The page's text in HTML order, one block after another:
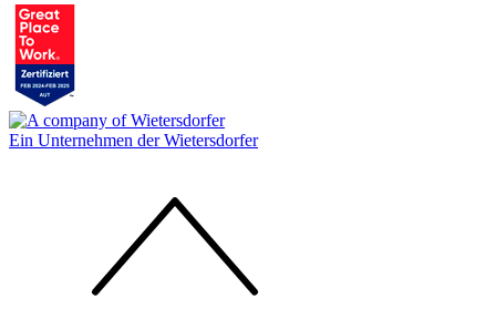
Ein Unternehmen der Wietersdorfer